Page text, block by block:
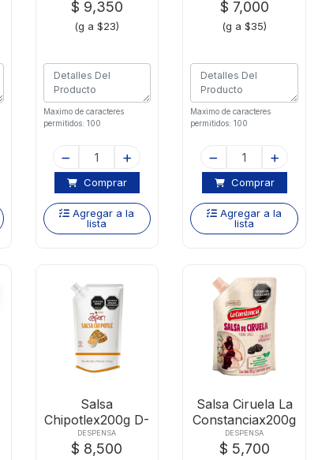
$ 9,350
(g a $23)
Maximo de caracteres
permitidos: 100
Comprar
Agregar a la
lista
$ 7,000
(g a $35)
Maximo de caracteres
permitidos: 100
Comprar
Agregar a la
lista
Salsa
Chipotlex200g D-
pack
DESPENSA
$ 8,500
Salsa Ciruela La
Constanciax200g
DESPENSA
$ 5,700